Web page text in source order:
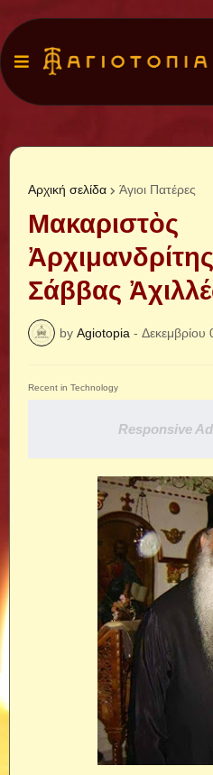
Αρχική σελίδα Άγιοι Πατέρες
Μακαριστὸς
Σάββας
by Agiotopia - Δεκεμβρίου
Recent in Technology
Responsive